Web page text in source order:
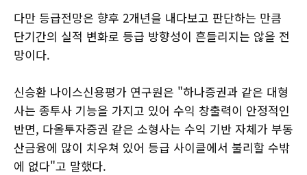
다만 등급전망은 향후 2개년을 내다보고 판단하는 만큼
단기간의 실적 변화로 등급 방향성이 흔들리지는 않을 전
망이다.
신승환 나이스신용평가 연구원은 "하나증권과 같은 대형
사는 종투사 기능을 가지고 있어 수익 창출력이 안정적인
반면, 다올투자증권 같은 소형사는 수익 기반 자체가 부동
산금융에 많이 치우쳐 있어 등급 사이클에서 불리할 수밖
에 없다"고 말했다.